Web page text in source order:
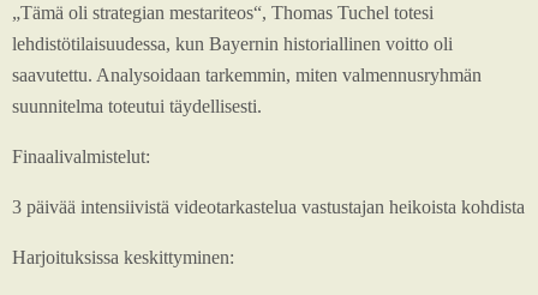
„Tämä oli strategian mestariteos“, Thomas Tuchel totesi
lehdistötilaisuudessa, kun Bayernin historiallinen voitto oli
saavutettu. Analysoidaan tarkemmin, miten valmennusryhmän
suunnitelma toteutui täydellisesti.
Finaalivalmistelut:
3 päivää intensiivistä videotarkastelua vastustajan heikoista kohdista
Harjoituksissa keskittyminen: